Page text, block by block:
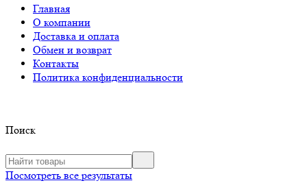
Главная
О компании
Доставка и оплата
Обмен и возврат
Контакты
Политика конфиденциальности
Поиск
Посмотреть все результаты